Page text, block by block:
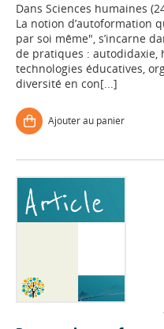
Dans Sciences humaines
La notion d’autoformation
par soi même", s’incarne
de pratiques : autodidaxie,
technologies éducatives,
diversité en con[...]
Ajouter au panier